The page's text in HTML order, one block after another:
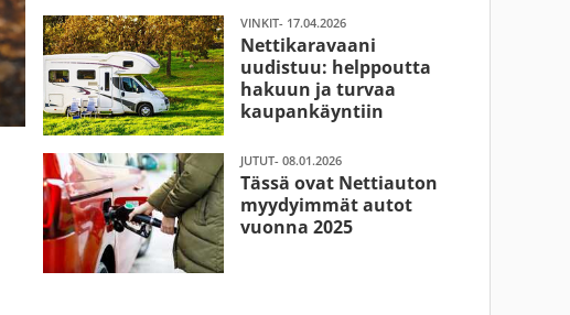
VINKIT- 17.04.2026
Nettikaravaani
uudistuu: helppoutta
hakuun ja turvaa
kaupankäyntiin
JUTUT- 08.01.2026
Tässä ovat Nettiauton
myydyimmät autot
vuonna 2025